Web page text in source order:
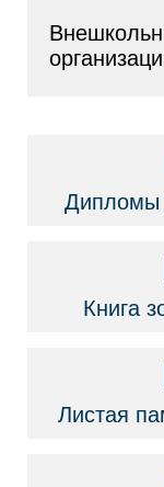
Дипломы
Книга
Листая